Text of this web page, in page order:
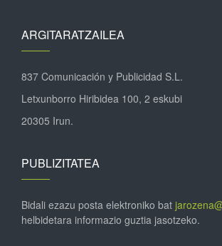
ARGITARATZAILEA
837 Comunicación y Publicidad S.L.
Letxunborro Hiribidea 100, 2 eskubi
20305 Irun.
PUBLIZITATEA
Bidali ezazu posta elektroniko bat
helbidetara informazio guztia jasotzeko.